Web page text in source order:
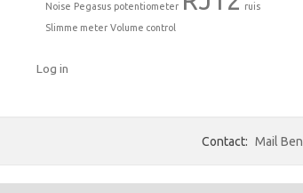
Noise Pegasus potentiometer
ruis
Slimme meter Volume control
Log in
Contact: Mail Ben